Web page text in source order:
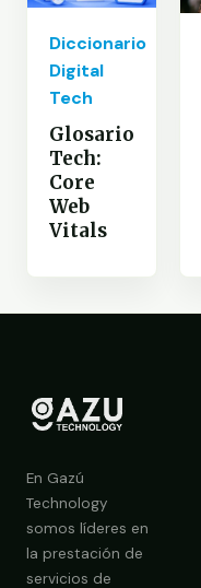
Diccionario
Digital
Tech
Glosario
Tech:
Core
Web
Vitals
En Gazú
Technology
somos líderes en
la prestación de
servicios de